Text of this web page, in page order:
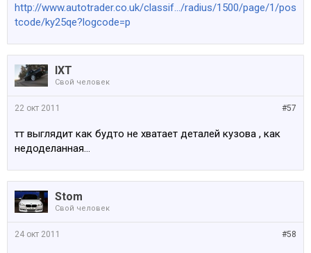
http://www.autotrader.co.uk/classif.../radius/1500/page/1/pos
tcode/ky25qe?logcode=p
IXT
Свой человек
#57
22 окт 2011
тт выглядит как будто не хватает деталей кузова , как
недоделанная...
Stom
Свой человек
#58
24 окт 2011